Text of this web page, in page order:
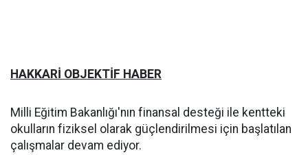
HAKKARİ OBJEKTİF HABER
Milli Eğitim Bakanlığı'nın finansal desteği ile kentteki
okulların fiziksel olarak güçlendirilmesi için başlatılan
çalışmalar devam ediyor.